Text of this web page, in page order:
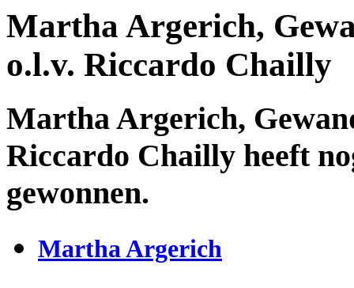
Martha Argerich,
o.l.v. Riccardo Chailly
Martha Argerich,
Riccardo Chailly heeft
gewonnen.
Martha Argerich